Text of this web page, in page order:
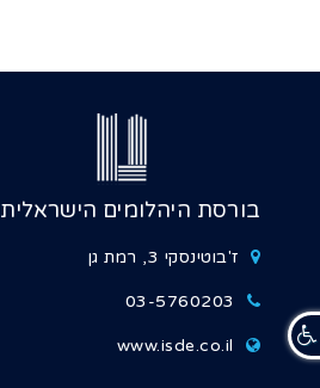
בורסת היהלומים הישראלית
ז'בוטינסקי 3, רמת גן
03-5760203
www.isde.co.il